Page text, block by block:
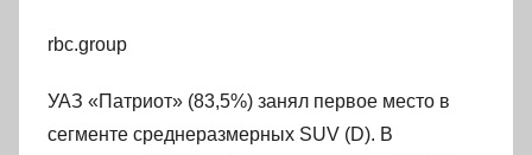
rbc.group
УАЗ «Патриот» (83,5%) занял первое место в
сегменте среднеразмерных SUV (D). В